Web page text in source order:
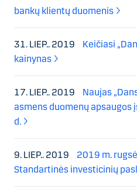
bankų klientų duomenis
31. LIEP.. 2019
Keičiasi
kainynas
17. LIEP.. 2019
Naujas
asmens duomenų apsaugos
d.
9. LIEP.. 2019
2019 m.
Standartinės investicinių